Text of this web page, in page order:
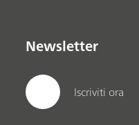
Newsletter
Iscriviti ora